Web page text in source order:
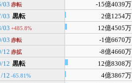
03 赤転
-15億4039万
03 黒転
2億1254万
03 +485.8%
12億4505万
03 赤転
-1億6670万
12 赤拡
-8億4660万
12 黒転
12億8308万
12 -65.81%
4億3867万